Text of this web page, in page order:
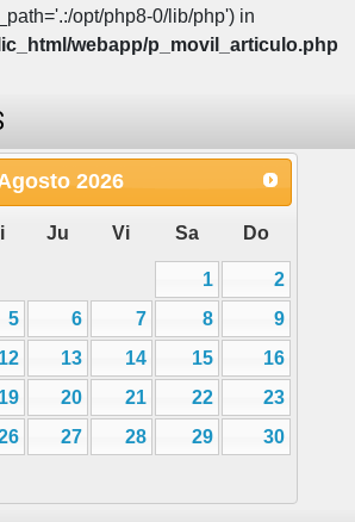
opt/php8-0/lib/php') in
webapp/p_movil_articulo.php
2026
Ju Vi Sa Do
1
2
5 6 7 8
9
12 13 14 15
16
19 20 21 22
23
27 28 29
30